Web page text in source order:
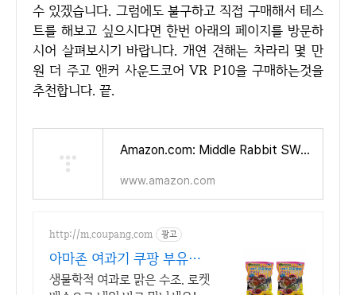
수 있겠습니다. 그럼에도 불구하고 직접 구매해서 테스
트를 해보고 싶으시다면 한번 아래의 페이지를 방문하
시어 살펴보시기 바랍니다. 개연 견해는 차라리 몇 만
원 더 주고 앤커 사운드코어 VR P10을 구매하는것을
추천합니다. 끝.
Amazon.com: Middle Rabbit SW4 Wireless Gaming Earbuds for PC PS4 PS5 Switch Mobile - 2.4G Dongle & Bluetooth - 40ms Low Latency
www.amazon.com
http://m.coupang.com 광고
아마존 여과기 쿠팡 부유물
악취 해소
생물학적 여과로 맑은 수조. 로켓